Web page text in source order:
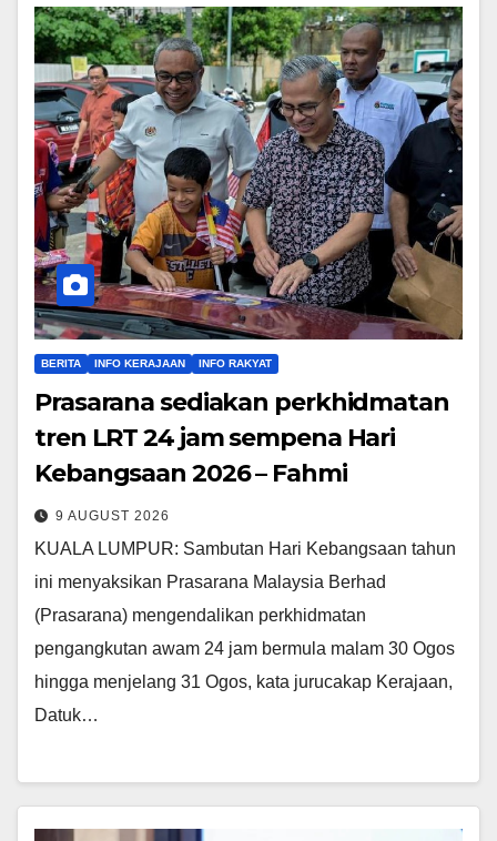
BERITA INFO KERAJAAN INFO RAKYAT
Prasarana sediakan perkhidmatan
tren LRT 24 jam sempena Hari
Kebangsaan 2026 – Fahmi
9 AUGUST 2026
KUALA LUMPUR: Sambutan Hari Kebangsaan tahun
ini menyaksikan Prasarana Malaysia Berhad
(Prasarana) mengendalikan perkhidmatan
pengangkutan awam 24 jam bermula malam 30 Ogos
hingga menjelang 31 Ogos, kata jurucakap Kerajaan,
Datuk…